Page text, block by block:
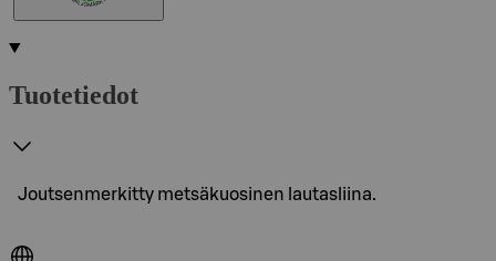
Tuotetiedot
Joutsenmerkitty metsäkuosinen lautasliina.